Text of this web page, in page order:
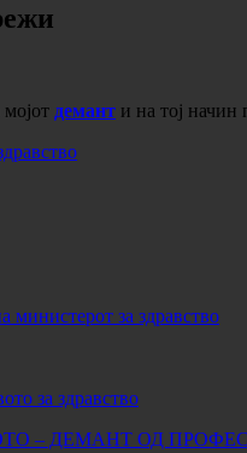
демант и на тој начин
министерот за здравство
за здравство
– ДЕМАНТ ОД